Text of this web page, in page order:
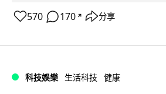
570 170 ↗ 分享
科技娛樂 生活科技 健康